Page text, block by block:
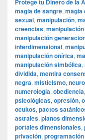
Protege tu Dinero de la
magia de sangre, magia
sexual, manipulación,
creencias,
manipulación
interdimensional,
manipulación onírica,
manipulación simbólica,
dividida, mentira
negra, misticismo,
numerología, obediencia,
psicológicas, opresión,
ocultos, pactos
astrales, planos
portales dimensionales,
privación,